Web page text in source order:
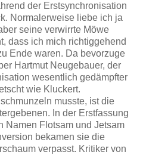
der Erstsynchronisation
Normalerweise liebe ich ja
seine verwirrte Möwe
dass ich mich richtiggehend
Ende waren. Da bevorzuge
Hartmut Neugebauer, der
wesentlich gedämpfter
wie Kluckert.
musste, ist die
In der Erstfassung
Namen Flotsam und Jetsam
bekamen sie die
verpasst. Kritiker von